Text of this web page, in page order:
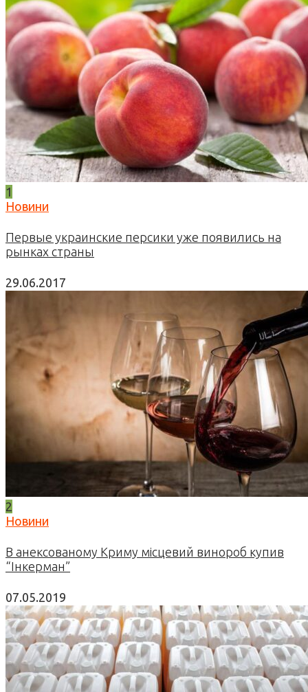
1
Новини
Первые украинские персики уже появились на
рынках страны
29.06.2017
2
Новини
В анексованому Криму місцевий винороб купив
“Інкерман”
07.05.2019